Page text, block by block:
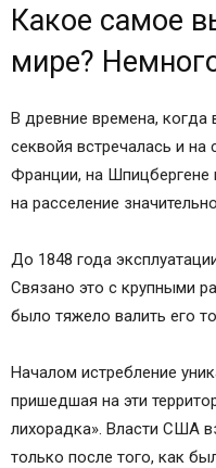
Какое самое
мире?
В древние времена,
секвойя встречалась и на
Франции, на Шпицбергене
на расселение
До 1848 года
Связано это с крупными
было тяжело валить его
Началом истребление
пришедшая на эти
лихорадка». Власти США
только после того, как